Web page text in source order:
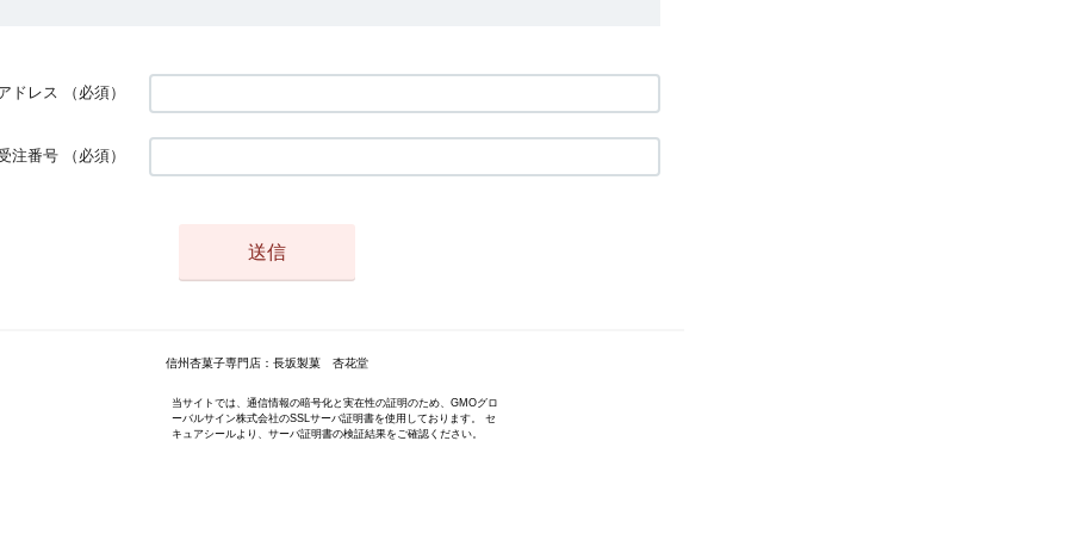
ドレス （必須）
注番号 （必須）
信州杏菓子専門店：長坂製菓 杏花堂
当サイトでは、通信情報の暗号化と実在性の証明のため、GMOグロ
ーバルサイン株式会社のSSLサーバ証明書を使用しております。 セ
キュアシールより、サーバ証明書の検証結果をご確認ください。